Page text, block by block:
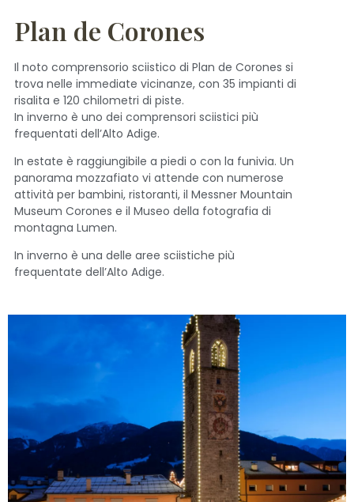
Plan de Corones
Il noto comprensorio sciistico di Plan de Corones si
trova nelle immediate vicinanze, con 35 impianti di
risalita e 120 chilometri di piste.
In inverno è uno dei comprensori sciistici più
frequentati dell’Alto Adige.
In estate è raggiungibile a piedi o con la funivia. Un
panorama mozzafiato vi attende con numerose
attività per bambini, ristoranti, il Messner Mountain
Museum Corones e il Museo della fotografia di
montagna Lumen.
In inverno è una delle aree sciistiche più
frequentate dell’Alto Adige.